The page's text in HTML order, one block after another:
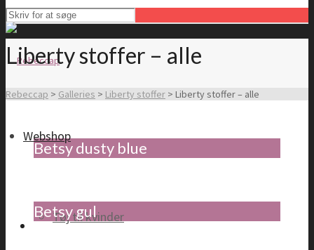
Webshop
Tøj til kvinder
Liberty stoffer – alle
Rebeccap > Galleries > Liberty stoffer > Liberty stoffer – alle
Betsy dusty blue
Betsy gul